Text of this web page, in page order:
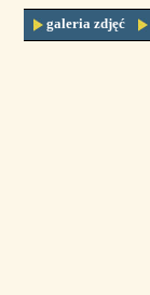
galeria zdjęć